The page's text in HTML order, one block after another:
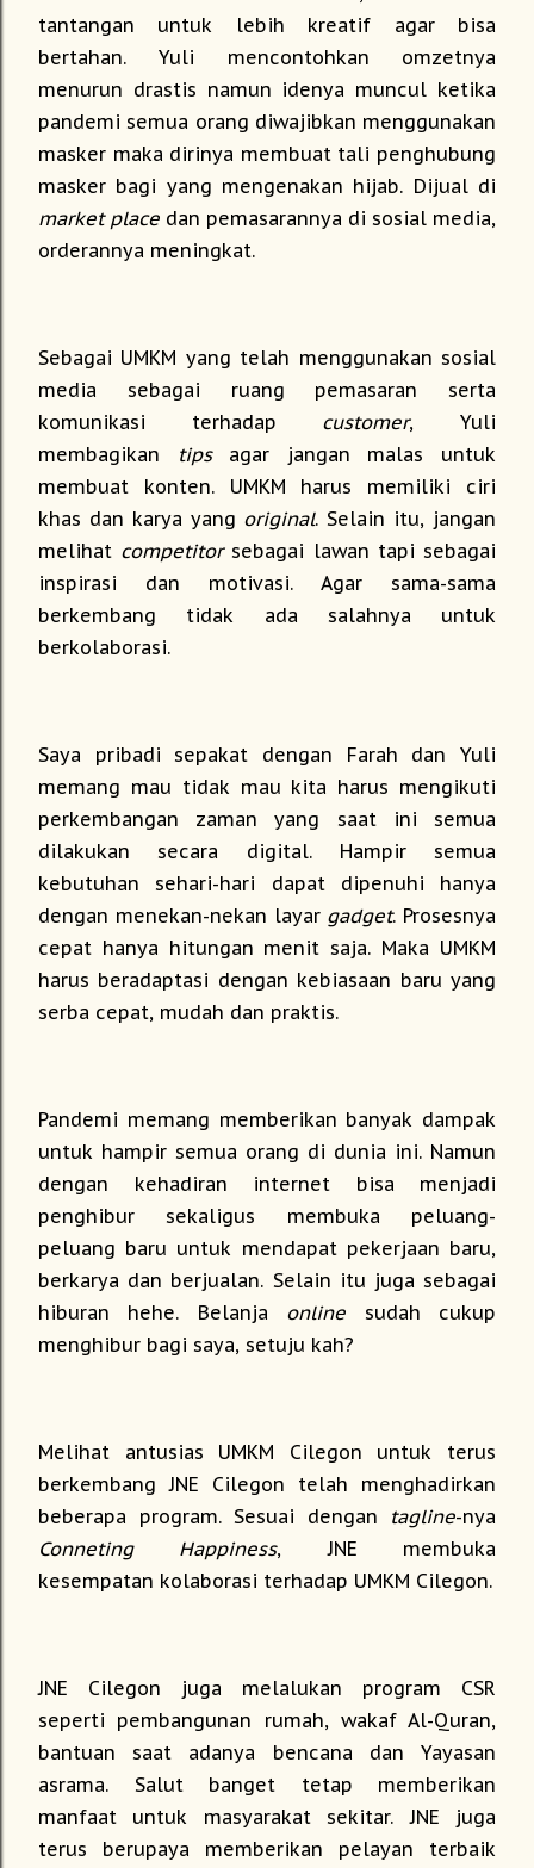
tantangan untuk lebih kreatif agar bisa
bertahan. Yuli mencontohkan omzetnya
menurun drastis namun idenya muncul ketika
pandemi semua orang diwajibkan menggunakan
masker maka dirinya membuat tali penghubung
masker bagi yang mengenakan hijab. Dijual di
market place dan pemasarannya di sosial media,
orderannya meningkat.
Sebagai UMKM yang telah menggunakan sosial
media sebagai ruang pemasaran serta
komunikasi terhadap customer, Yuli
membagikan
tipsagar jangan malas untuk
membuat konten. UMKM harus memiliki ciri
khas dan karya yang original. Selain itu, jangan
melihat competitorsebagai lawan tapi sebagai
inspirasi dan motivasi. Agar sama-sama
berkembang tidak ada salahnya untuk
berkolaborasi.
Saya pribadi sepakat dengan Farah dan Yuli
memang mau tidak mau kita harus mengikuti
perkembangan zaman yang saat ini semua
dilakukan secara digital. Hampir semua
kebutuhan sehari-hari dapat dipenuhi hanya
dengan menekan-nekan layar gadget. Prosesnya
cepat hanya hitungan menit saja. Maka UMKM
harus beradaptasi dengan kebiasaan baru yang
serba cepat, mudah dan praktis.
Pandemi memang memberikan banyak dampak
untuk hampir semua orang di dunia ini. Namun
dengan kehadiran internet bisa menjadi
penghibur sekaligus membuka peluang-
peluang baru untuk mendapat pekerjaan baru,
berkarya dan berjualan. Selain itu juga sebagai
hiburan hehe. Belanja online sudah cukup
menghibur bagi saya, setuju kah?
Melihat antusias UMKM Cilegon untuk terus
berkembang JNE Cilegon telah menghadirkan
beberapa program. Sesuai dengan tagline-nya
Conneting Happiness, JNE membuka
kesempatan kolaborasi terhadap UMKM Cilegon.
JNE Cilegon juga melalukan program CSR
seperti pembangunan rumah, wakaf Al-Quran,
bantuan saat adanya bencana dan Yayasan
asrama. Salut banget tetap memberikan
manfaat untuk masyarakat sekitar. JNE juga
terus berupaya memberikan pelayan terbaik